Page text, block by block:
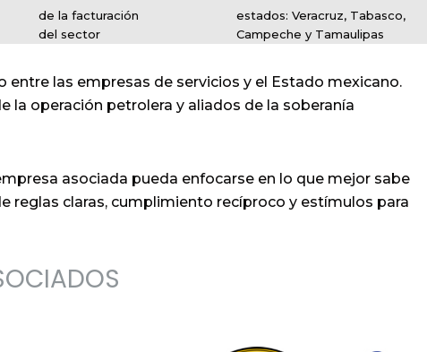
de la facturación
del sector
estados: Veracruz, Tabasco,
Campeche y Tamaulipas
entre las empresas de servicios y el Estado mexicano.
la operación petrolera y aliados de la soberanía
asociada pueda enfocarse en lo que mejor sabe
reglas claras, cumplimiento recíproco y estímulos para